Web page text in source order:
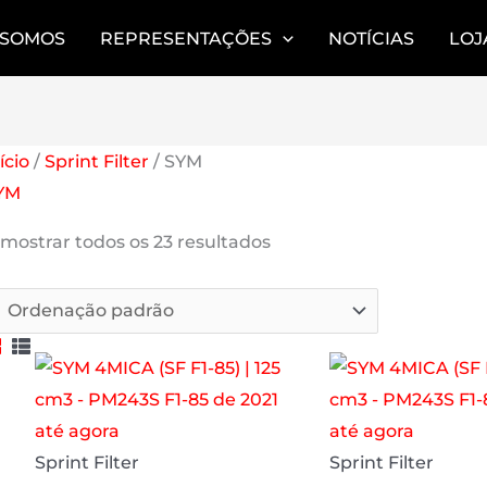
REPRESENTAÇÕES NOTÍCIAS
/ Sprint Filter / SYM
todos os 23 resultados
Sprint Filter
Sprint Filter